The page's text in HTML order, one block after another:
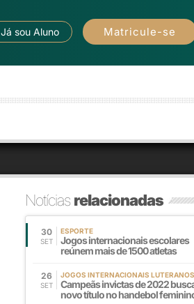
Já sou Aluno Matricule-se
Notíciasrelacionadas
30
SET
ESPORTE
Jogos internacionais escolares
reúnem mais de 1500 atletas
26
SET
JOGOS INTERNACIONAIS LUTERANOS
Campeãs invictas de 2022
novo título no handebol